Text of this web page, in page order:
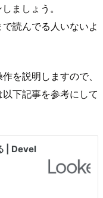
ましょう。
読んでる人いないよ
を説明しますので、
下記事を参考にして